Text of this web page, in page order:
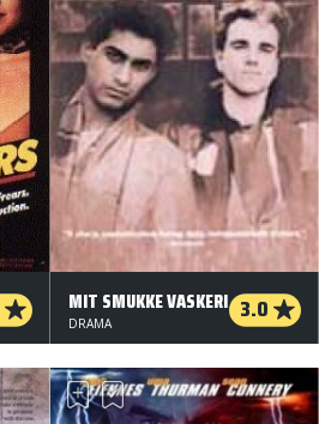
MIT SMUKKE VASKERI 3.0
DRAMA